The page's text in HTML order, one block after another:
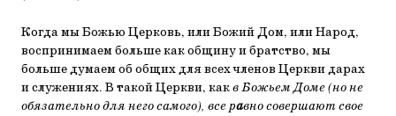
Когда мы Божью Церковь, или Божий Дом, или Народ,
воспринимаем больше как общину и братство, мы
больше ду­маем об общих для всех членов Церкви дарах
и служениях. В такой Церкви, какв Божьем Доме (но не
обязательно для него самого), все равно совершают свое